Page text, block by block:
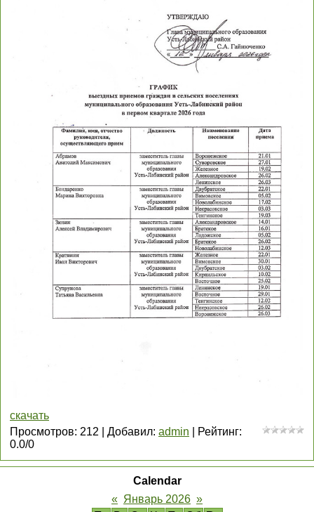
скачать
Просмотров: 212 Добавил: admin Рейтинг:
0.0/0
Calendar
« Январь 2026 »